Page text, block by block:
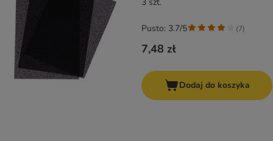
7,48 zł
Pusto: 3.7/5 (7)
Dodaj do koszyka